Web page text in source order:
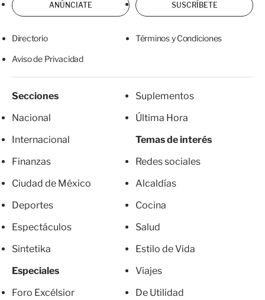
ANÚNCIATE SUSCRÍBETE
Directorio Términos y Condiciones
Aviso de Privacidad
Secciones
Nacional
Internacional
Finanzas
Ciudad de México
Deportes
Espectáculos
Sintetika
Especiales
Foro Excélsior
Suplementos
Última Hora
Temas de interés
Redes sociales
Alcaldías
Cocina
Salud
Estilo de Vida
Viajes
De Utilidad